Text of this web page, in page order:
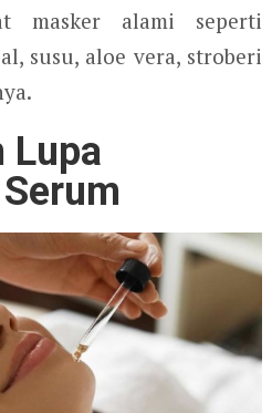
masker alami seperti
susu, aloe vera, stroberi
Lupa